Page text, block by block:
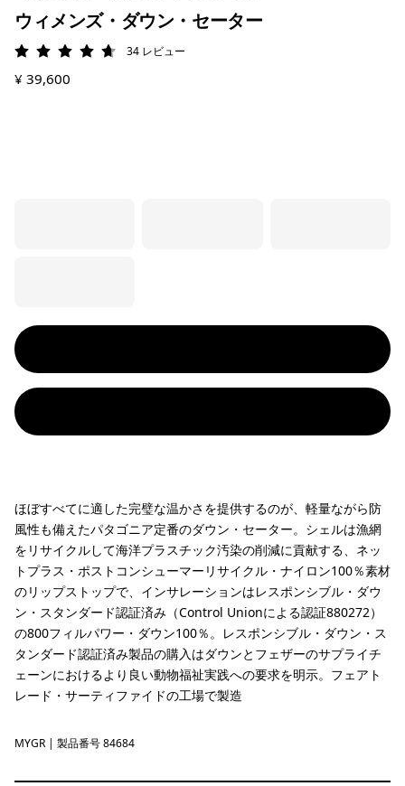
ウィメンズ・ダウン・セーター
評価: 4.7 / 5
34 レビュー
¥ 39,600
ほぼすべてに適した完璧な温かさを提供するのが、軽量ながら防
風性も備えたパタゴニア定番のダウン・セーター。シェルは漁網
をリサイクルして海洋プラスチック汚染の削減に貢献する、ネッ
トプラス・ポストコンシューマーリサイクル・ナイロン100％素材
のリップストップで、インサレーションはレスポンシブル・ダウ
ン・スタンダード認証済み（Control Unionによる認証880272）
の800フィルパワー・ダウン100％。レスポンシブル・ダウン・ス
タンダード認証済み製品の購入はダウンとフェザーのサプライチ
ェーンにおけるより良い動物福祉実践への要求を明示。フェアト
レード・サーティファイドの工場で製造
May Grey
MYGR | 製品番号 84684